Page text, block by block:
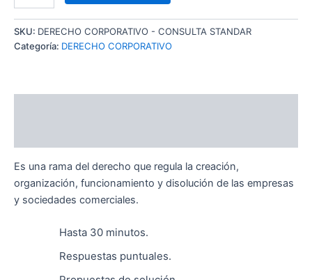
SKU: DERECHO CORPORATIVO - CONSULTA STANDAR
Categoría: DERECHO CORPORATIVO
Es una rama del derecho que regula la creación,
organización, funcionamiento y disolución de las empresas
y sociedades comerciales.
Hasta 30 minutos.
Respuestas puntuales.